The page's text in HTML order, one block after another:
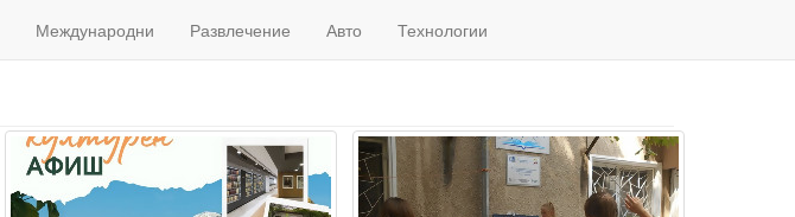
Международни Развлечение Авто Технологии